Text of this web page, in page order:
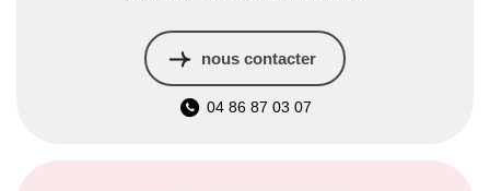
nous contacter
04 86 87 03 07